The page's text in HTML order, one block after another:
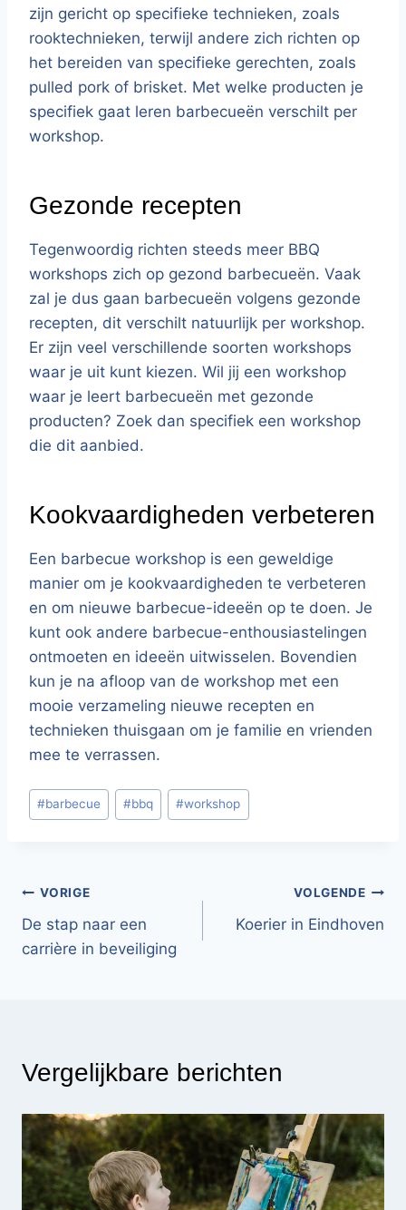
zijn gericht op specifieke technieken, zoals
rooktechnieken, terwijl andere zich richten op
het bereiden van specifieke gerechten, zoals
pulled pork of brisket. Met welke producten je
specifiek gaat leren barbecueën verschilt per
workshop.
Gezonde recepten
Tegenwoordig richten steeds meer BBQ
workshops zich op gezond barbecueën. Vaak
zal je dus gaan barbecueën volgens gezonde
recepten, dit verschilt natuurlijk per workshop.
Er zijn veel verschillende soorten workshops
waar je uit kunt kiezen. Wil jij een workshop
waar je leert barbecueën met gezonde
producten? Zoek dan specifiek een workshop
die dit aanbied.
Kookvaardigheden verbeteren
Een barbecue workshop is een geweldige
manier om je kookvaardigheden te verbeteren
en om nieuwe barbecue-ideeën op te doen. Je
kunt ook andere barbecue-enthousiastelingen
ontmoeten en ideeën uitwisselen. Bovendien
kun je na afloop van de workshop met een
mooie verzameling nieuwe recepten en
technieken thuisgaan om je familie en vrienden
mee te verrassen.
Bericht
tags:
#barbecue #bbq #workshop
Bericht
navigatie
VORIGE
De stap naar een
carrière in beveiliging
VOLGENDE
Koerier in Eindhoven
Vergelijkbare berichten